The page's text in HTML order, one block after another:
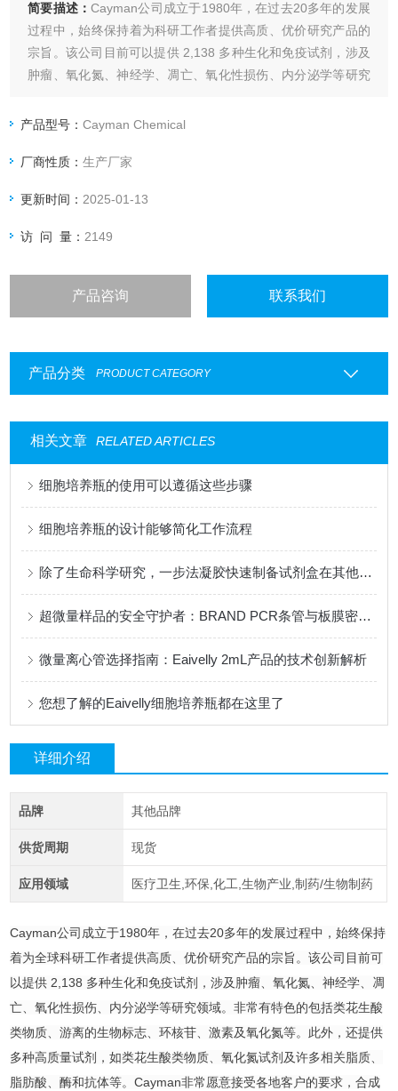
简要描述：Cayman公司成立于1980年，在过去20多年的发展
过程中，始终保持着为科研工作者提供高质、优价研究产品的
宗旨。该公司目前可以提供 2,138 多种生化和免疫试剂，涉及
肿瘤、氧化氮、神经学、凋亡、氧化性损伤、内分泌学等研究
Cayman CAC-20049-25HG-10-102-0125 mg
产品型号：Cayman Chemical
厂商性质：生产厂家
更新时间： 2025-01-13
访 问 量： 2149
产品咨询 联系我们
产品分类 PRODUCT CATEGORY
相关文章 RELATED ARTICLES
细胞培养瓶的使用可以遵循这些步骤
细胞培养瓶的设计能够简化工作流程
除了生命科学研究，一步法凝胶快速制备试剂盒在其他领域有应用吗？
超微量样品的安全守护者：BRAND PCR条管与板膜密封技术研究
微量离心管选择指南：Eaivelly 2mL产品的技术创新解析
您想了解的Eaivelly细胞培养瓶都在这里了
详细介绍
品牌 其他品牌
供货周期 现货
应用领域 医疗卫生,环保,化工,生物产业,制药/生物制药
Cayman公司成立于1980年，在过去20多年的发展过程中，始终保持
着为全球科研工作者提供高质、优价研究产品的宗旨。该公司目前可
以提供 2,138 多种生化和免疫试剂，涉及肿瘤、氧化氮、神经学、凋
亡、氧化性损伤、内分泌学等研究领域。非常有特色的包括类花生酸
类物质、游离的生物标志、环核苷、激素及氧化氮等。此外，还提供
多种高质量试剂，如类花生酸类物质、氧化氮试剂及许多相关脂质、
脂肪酸、酶和抗体等。Cayman非常愿意接受各地客户的要求，合成